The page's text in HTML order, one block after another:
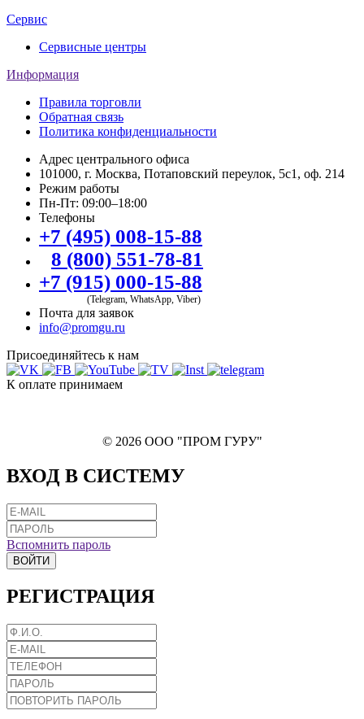
Сервис
Сервисные центры
Информация
Правила торговли
Обратная связь
Политика конфиденциальности
Адрес центрального офиса
101000, г. Москва, Потаповский переулок, 5с1, оф. 214
Режим работы
Пн-Пт: 09:00–18:00
Телефоны
+7 (495) 008-15-88
8 (800) 551-78-81
+7 (915) 000-15-88
(Telegram, WhatsApp, Viber)
Почта для заявок
info@promgu.ru
Присоединяйтесь к нам
К оплате принимаем
© 2026 ООО "ПРОМ ГУРУ"
ВХОД В СИСТЕМУ
Вспомнить пароль
ВОЙТИ
РЕГИСТРАЦИЯ